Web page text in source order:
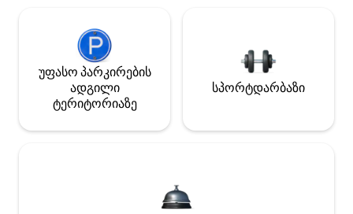
უფასო პარკირების
ადგილი
ტერიტორიაზე
სპორტდარბაზი